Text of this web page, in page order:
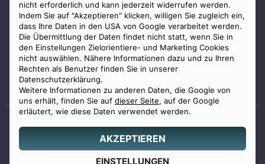
nicht erforderlich und kann jederzeit widerrufen werden.
Indem Sie auf "Akzeptieren" klicken, willigen Sie zugleich ein,
dass Ihre Daten in den USA von Google verarbeitet werden.
Die Übermittlung der Daten findet nicht statt, wenn Sie in
den Einstellungen Zielorientiere- und Marketing Cookies
nicht auswählen. Nähere Informationen dazu und zu Ihren
Rechten als Benutzer finden Sie in unserer
Datenschutzerklärung.
Weitere Informationen zu anderen Daten, die Google von
uns erhält, finden Sie auf dieser Seite, auf der Google
erläutert, wie diese Daten verwendet werden.
AKZEPTIEREN
EINSTELLUNGEN
Staatlich geprüfter
© 2026 Benu GmbH. Alle Rechte vorbehalten.